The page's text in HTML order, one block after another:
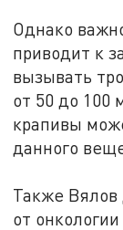
Однако
приводит к
вызывать
от 50 до 100
крапивы
данного
Также Вялов
от